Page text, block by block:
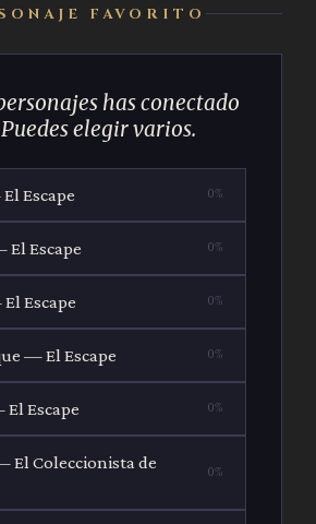
FAVORITO
has conectado
elegir varios.
Escape 0%
El Escape 0%
Escape 0%
— El Escape 0%
Escape 0%
El Coleccionista de
0%